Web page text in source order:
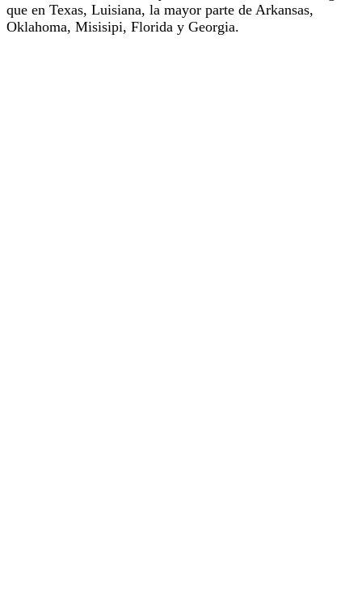
que en Texas, Luisiana, la mayor parte de Arkansas,
Oklahoma, Misisipi, Florida y Georgia.